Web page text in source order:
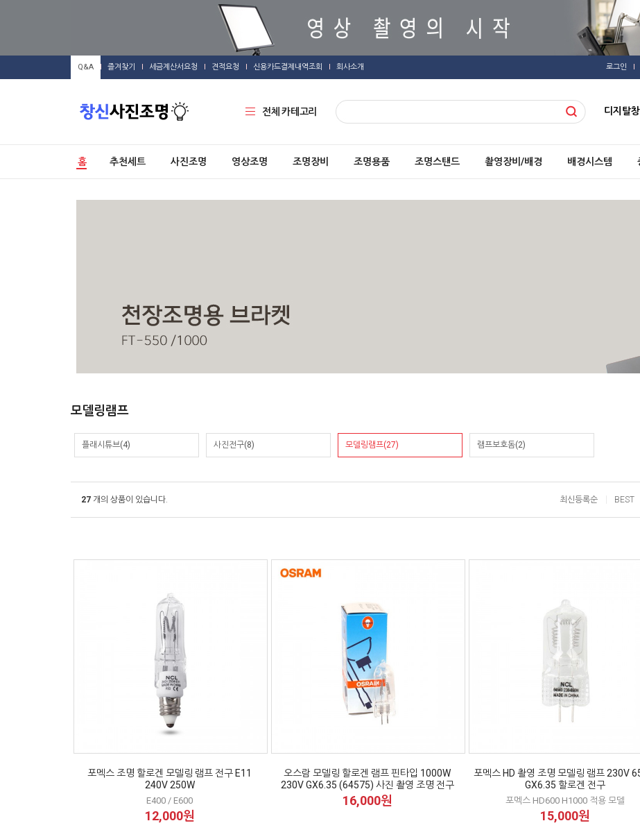
Q&A 즐겨찾기 세금계산서요청 견적요청 신용카드결제내역조회 회사소개 로그인
전체 카테고리 디지탈
홈 추천세트 사진조명 영상조명 조명장비 조명용품 조명스탠드 촬영장비/배경 배경시스템
모델링램프
플래시튜브(4) 사진전구(8) 모델링램프(27) 램프보호돔(2)
27 개의 상품이 있습니다. 최신등록순 BEST
포멕스 조명 할로겐 모델링 램프 전구 E11
240V 250W
E400 / E600
12,000원
오스람 모델링 할로겐 램프 핀타입 1000W
230V GX6.35 (64575) 사진 촬영 조명 전구
16,000원
포멕스 HD 촬영 조명 모델링 램프 230V
GX6.35 할로겐 전구
포멕스 HD600 H1000 적용 모델
15,000원